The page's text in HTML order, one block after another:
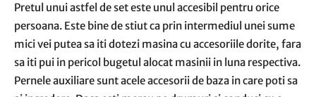
Pretul unui astfel de set este unul accesibil pentru orice
persoana. Este bine de stiut ca prin intermediul unei sume
mici vei putea sa iti dotezi masina cu accesoriile dorite, fara
sa iti pui in pericol bugetul alocat masinii in luna respectiva.
Pernele auxiliare sunt acele accesorii de baza in care poti sa